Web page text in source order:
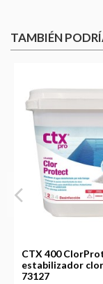
TAMBIÉN
CTX 400
estabilizador
73127